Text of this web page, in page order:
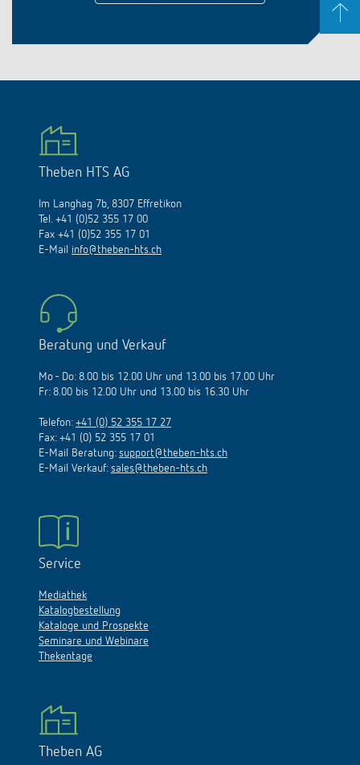
Theben HTS AG
Im Langhag 7b, 8307 Effretikon
Tel. +41 (0)52 355 17 00
Fax +41 (0)52 355 17 01
E-Mail info@theben-hts.ch
Beratung und Verkauf
Mo - Do: 8.00 bis 12.00 Uhr und 13.00 bis 17.00 Uhr
Fr: 8.00 bis 12.00 Uhr und 13.00 bis 16.30 Uhr
Telefon: +41 (0) 52 355 17 27
Fax: +41 (0) 52 355 17 01
E-Mail Beratung: support@theben-hts.ch
E-Mail Verkauf: sales@theben-hts.ch
Service
Mediathek
Katalogbestellung
Kataloge und Prospekte
Seminare und Webinare
Thekentage
Theben AG